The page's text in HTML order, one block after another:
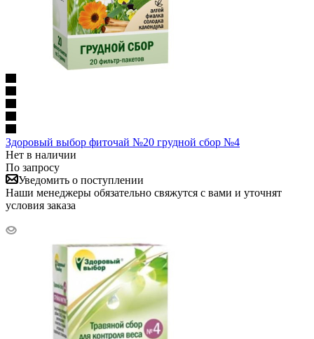
Здоровый выбор фиточай №20 грудной сбор №4
Нет в наличии
По запросу
Уведомить о поступлении
Наши менеджеры обязательно свяжутся с вами и уточнят
условия заказа